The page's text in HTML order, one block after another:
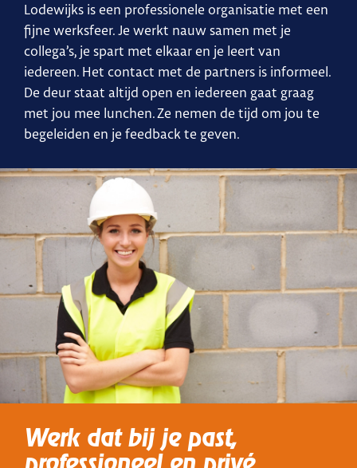
Lodewijks is een professionele organisatie met een
fijne werksfeer. Je werkt nauw samen met je
collega’s, je spart met elkaar en je leert van
iedereen. Het contact met de partners is informeel.
De deur staat altijd open en iedereen gaat graag
met jou mee lunchen. Ze nemen de tijd om jou te
begeleiden en je feedback te geven.
Werk dat bij je past,